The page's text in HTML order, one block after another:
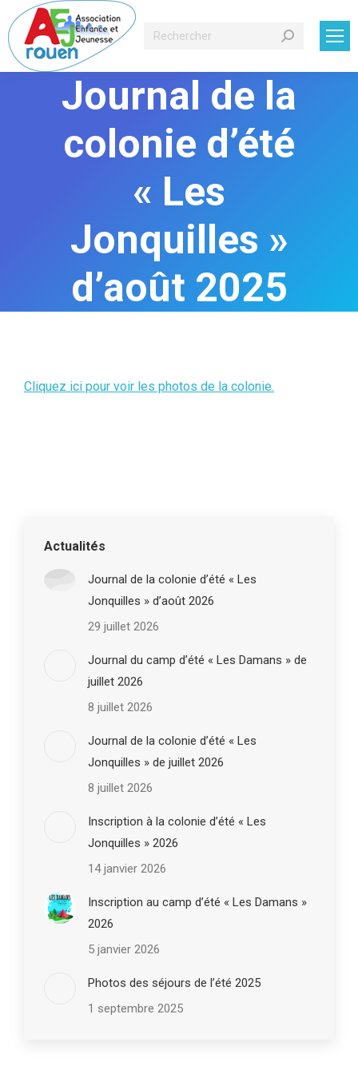
Recherche
Journal de la
colonie d’été
« Les
Jonquilles »
d’août 2025
Cliquez ici pour voir les photos de la colonie.
Actualités
Journal de la colonie d’été « Les
Jonquilles » d’août 2026
29 juillet 2026
Journal du camp d’été « Les Damans » de
juillet 2026
8 juillet 2026
Journal de la colonie d’été « Les
Jonquilles » de juillet 2026
8 juillet 2026
Inscription à la colonie d’été « Les
Jonquilles » 2026
14 janvier 2026
Inscription au camp d’été « Les Damans »
2026
5 janvier 2026
Photos des séjours de l’été 2025
1 septembre 2025